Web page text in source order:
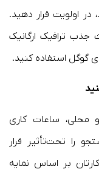
در اولویت قرار دهید.
جذب ترافیک ارگانیک
گوگل استفاده کنید.
محلی، ساعات کاری
را تحت‌تأثیر قرار
بر اساس نمایه